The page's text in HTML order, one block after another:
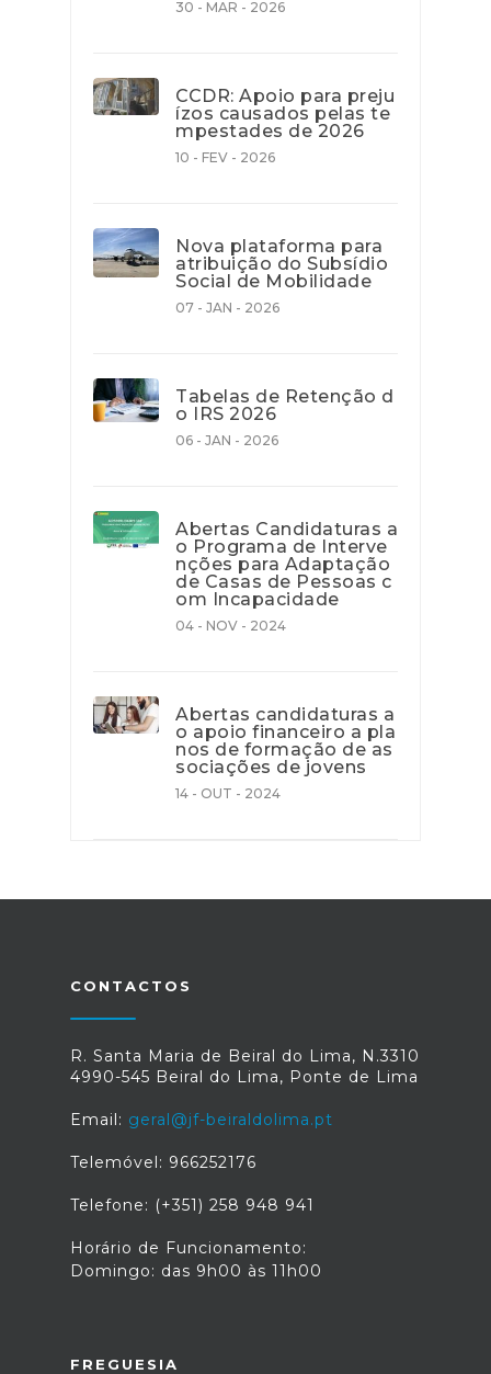
30 - MAR - 2026
CCDR: Apoio para preju
ízos causados pelas te
mpestades de 2026
10 - FEV - 2026
Nova plataforma para
atribuição do Subsídio
Social de Mobilidade
07 - JAN - 2026
Tabelas de Retenção d
o IRS 2026
06 - JAN - 2026
Abertas Candidaturas a
o Programa de Interve
nções para Adaptação
de Casas de Pessoas c
om Incapacidade
04 - NOV - 2024
Abertas candidaturas a
o apoio financeiro a pla
nos de formação de as
sociações de jovens
14 - OUT - 2024
CONTACTOS
R. Santa Maria de Beiral do Lima, N.3310
4990-545 Beiral do Lima, Ponte de Lima
Email: geral@jf-beiraldolima.pt
Telemóvel: 966252176
Telefone: (+351) 258 948 941
Horário de Funcionamento:
Domingo: das 9h00 às 11h00
FREGUESIA